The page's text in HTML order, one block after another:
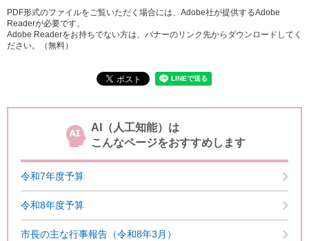
PDF形式のファイルをご覧いただく場合には、Adobe社が提供するAdobe
Readerが必要です。
Adobe Readerをお持ちでない方は、バナーのリンク先からダウンロードしてく
ださい。（無料）
AI（人工知能）は
こんなページをおすすめします
令和7年度予算
令和8年度予算
市長の主な行事報告（令和8年3月）